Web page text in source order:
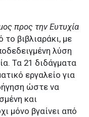
προς την Ευτυχία
βιβλιαράκι, με
λύση
Τα 21 διδάγματα
εργαλείο για
ώστε να
και
μόνο βγαίνει από